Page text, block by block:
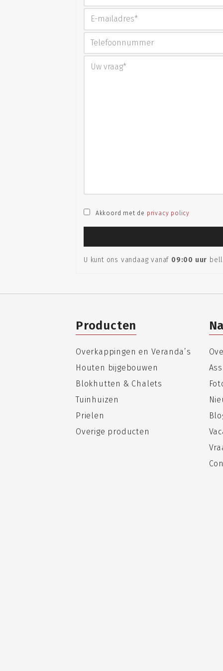
Akkoord met de privacy policy
U kunt ons vandaag vanaf 09:00 uur
Producten
Overkappingen en Veranda’s
Houten bijgebouwen
Blokhutten & Chalets
Tuinhuizen
Prielen
Overige producten